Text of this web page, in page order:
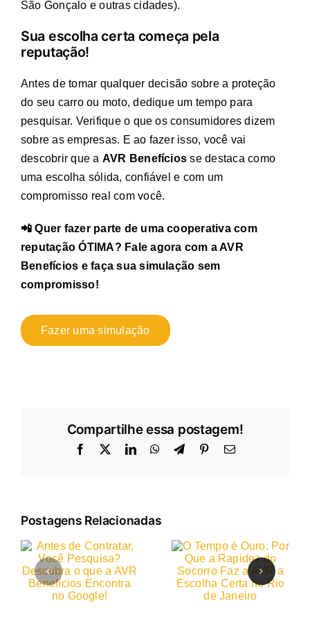
São Gonçalo e outras cidades).
Sua escolha certa começa pela
reputação!
Antes de tomar qualquer decisão sobre a proteção
do seu carro ou moto, dedique um tempo para
pesquisar. Verifique o que os consumidores dizem
sobre as empresas. E ao fazer isso, você vai
descobrir que a AVR Benefícios se destaca como
uma escolha sólida, confiável e com um
compromisso real com você.
📲 Quer fazer parte de uma cooperativa com
reputação ÓTIMA? Fale agora com a AVR
Benefícios e faça sua simulação sem
compromisso!
Fazer uma simulação
Compartilhe essa postagem!
Facebook LinkedInWhatsApp
TelegramPinterest
E-
Postagens Relacionadas